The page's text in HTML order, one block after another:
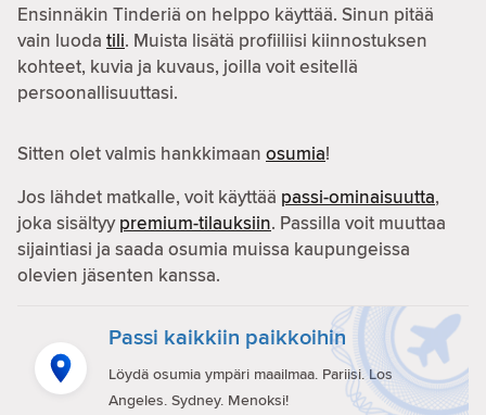
Ensinnäkin Tinderiä on helppo käyttää. Sinun pitää
vain luoda tili. Muista lisätä profiiliisi kiinnostuksen
kohteet, kuvia ja kuvaus, joilla voit esitellä
persoonallisuuttasi.
Sitten olet valmis hankkimaan osumia!
Jos lähdet matkalle, voit käyttää passi-ominaisuutta,
joka sisältyypremium-tilauksiin. Passilla voit muuttaa
sijaintiasi ja saada osumia muissa kaupungeissa
olevien jäsenten kanssa.
Passi kaikkiin paikkoihin
Löydä osumia ympäri maailmaa. Pariisi. Los
Angeles. Sydney. Menoksi!